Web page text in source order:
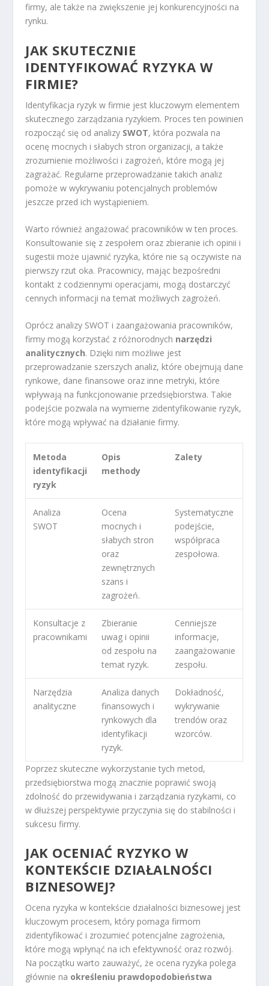
firmy, ale także na zwiększenie jej konkurencyjności na
rynku.
JAK SKUTECZNIE
IDENTYFIKOWAĆ RYZYKA W
FIRMIE?
Identyfikacja ryzyk w firmie jest kluczowym elementem
skutecznego zarządzania ryzykiem. Proces ten powinien
rozpocząć się od analizy SWOT, która pozwala na
ocenę mocnych i słabych stron organizacji, a także
zrozumienie możliwości i zagrożeń, które mogą jej
zagrażać. Regularne przeprowadzanie takich analiz
pomoże w wykrywaniu potencjalnych problemów
jeszcze przed ich wystąpieniem.
Warto również angażować pracowników w ten proces.
Konsultowanie się z zespołem oraz zbieranie ich opinii i
sugestii może ujawnić ryzyka, które nie są oczywiste na
pierwszy rzut oka. Pracownicy, mając bezpośredni
kontakt z codziennymi operacjami, mogą dostarczyć
cennych informacji na temat możliwych zagrożeń.
Oprócz analizy SWOT i zaangażowania pracowników,
firmy mogą korzystać z różnorodnych narzędzi
analitycznych. Dzięki nim możliwe jest
przeprowadzanie szerszych analiz, które obejmują dane
rynkowe, dane finansowe oraz inne metryki, które
wpływają na funkcjonowanie przedsiębiorstwa. Takie
podejście pozwala na wymierne zidentyfikowanie ryzyk,
które mogą wpływać na działanie firmy.
Metoda
identyfikacji
ryzyk
Opis
methody
Zalety
Analiza
SWOT
Ocena
mocnych i
słabych stron
oraz
zewnętrznych
szans i
zagrożeń.
Systematyczne
podejście,
współpraca
zespołowa.
Konsultacje z
pracownikami
Zbieranie
uwag i opinii
od zespołu na
temat ryzyk.
Cenniejsze
informacje,
zaangażowanie
zespołu.
Narzędzia
analityczne
Analiza danych
finansowych i
rynkowych dla
identyfikacji
ryzyk.
Dokładność,
wykrywanie
trendów oraz
wzorców.
Poprzez skuteczne wykorzystanie tych metod,
przedsiębiorstwa mogą znacznie poprawić swoją
zdolność do przewidywania i zarządzania ryzykami, co
w dłuższej perspektywie przyczynia się do stabilności i
sukcesu firmy.
JAK OCENIAĆ RYZYKO W
KONTEKŚCIE DZIAŁALNOŚCI
BIZNESOWEJ?
Ocena ryzyka w kontekście działalności biznesowej jest
kluczowym procesem, który pomaga firmom
zidentyfikować i zrozumieć potencjalne zagrożenia,
które mogą wpłynąć na ich efektywność oraz rozwój.
Na początku warto zauważyć, że ocena ryzyka polega
głównie na określeniu prawdopodobieństwa